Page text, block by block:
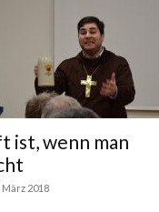
ist, wenn man
März 2018